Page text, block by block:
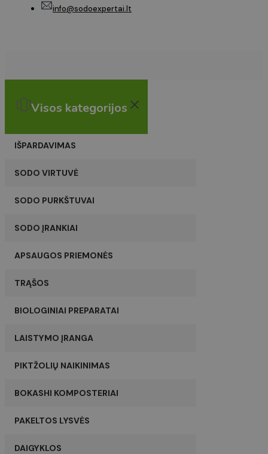
info@sodoexpertai.lt
Visos kategorijos
IŠPARDAVIMAS
SODO VIRTUVĖ
SODO PURKŠTUVAI
SODO ĮRANKIAI
APSAUGOS PRIEMONĖS
TRĄŠOS
BIOLOGINIAI PREPARATAI
LAISTYMO ĮRANGA
PIKTŽOLIŲ NAIKINIMAS
BOKASHI KOMPOSTERIAI
PAKELTOS LYSVĖS
DAIGYKLOS